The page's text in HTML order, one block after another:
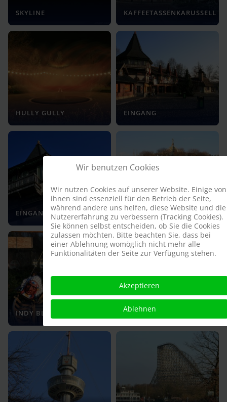
SKYLINE KAFFEETASSENKARUSSELL
HULLY GULLY EINGANG
EINGANG
WIENER
PFERDEKARUSSELL
INDY BLITZ INDY BLITZ
Wir benutzen Cookies
Wir nutzen Cookies auf unserer Website. Einige von
ihnen sind essenziell für den Betrieb der Seite,
während andere uns helfen, diese Website und die
Nutzererfahrung zu verbessern (Tracking Cookies).
Sie können selbst entscheiden, ob Sie die Cookies
zulassen möchten. Bitte beachten Sie, dass bei
einer Ablehnung womöglich nicht mehr alle
Funktionalitäten der Seite zur Verfügung stehen.
Akzeptieren
Ablehnen